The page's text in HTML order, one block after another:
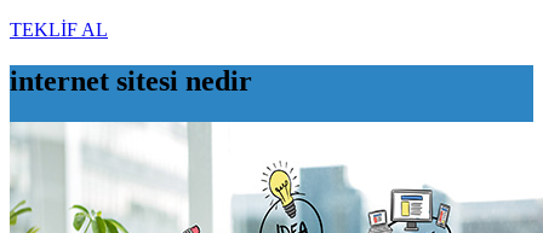
TEKLİF AL
internet sitesi nedir